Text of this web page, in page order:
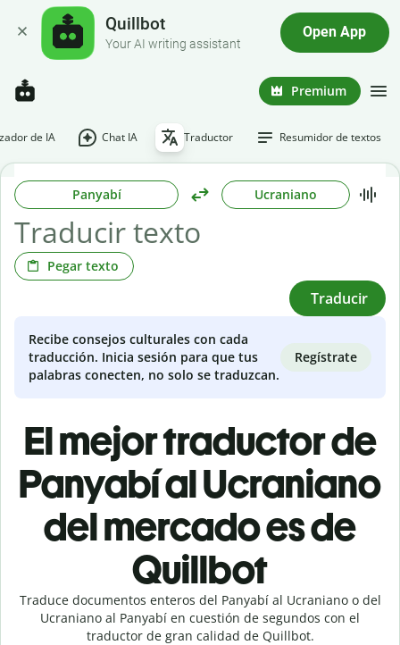
Quillbot
Your AI writing assistant
Open App
Premium
de IA Chat IA Traductor Resumidor de textos
Panyabí Ucraniano
Pegar texto
Traducir
Recibe consejos culturales con cada
traducción. Inicia sesión para que tus
palabras conecten, no solo se traduzcan.
Regístrate
El mejor traductor de
Panyabí al Ucraniano
del mercado es de
Quillbot
Traduce documentos enteros del Panyabí al Ucraniano o del
Ucraniano al Panyabí en cuestión de segundos con el
traductor de gran calidad de Quillbot.